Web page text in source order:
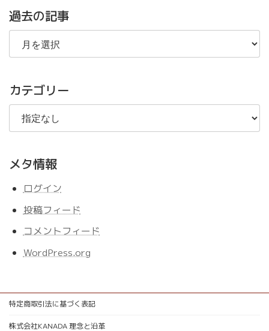
過去の記事
過
の
事
カテゴリー
メタ情報
ログイン
投稿フィード
コメントフィード
WordPress.org
特定商取引法に基づく表記
株式会社KANADA 理念と沿革